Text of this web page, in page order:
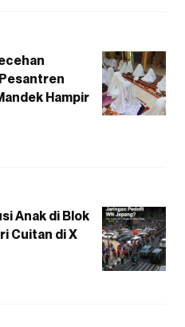
Hampir
Anak di Blok
Cuitan di X